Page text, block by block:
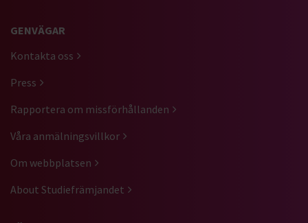
GENVÄGAR
Kontakta oss
Press
Rapportera om missförhållanden
Våra anmälningsvillkor
Om webbplatsen
About Studiefrämjandet